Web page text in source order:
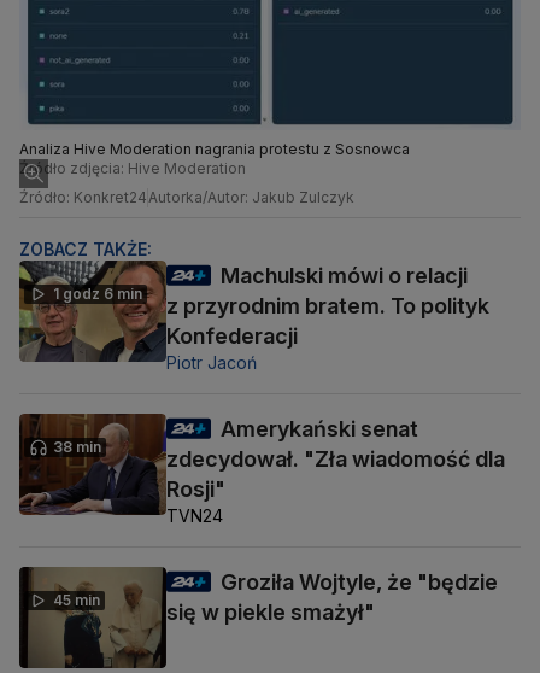
Analiza Hive Moderation nagrania protestu z Sosnowca
Źródło zdjęcia: Hive Moderation
Źródło: Konkret24Autorka/Autor: Jakub Zulczyk
ZOBACZ TAKŻE:
1 godz 6 min
Machulski mówi o relacji
z przyrodnim bratem. To polityk
Konfederacji
Piotr Jacoń
38 min
Amerykański senat
zdecydował. "Zła wiadomość dla
Rosji"
TVN24
45 min
Groziła Wojtyle, że "będzie
się w piekle smażył"